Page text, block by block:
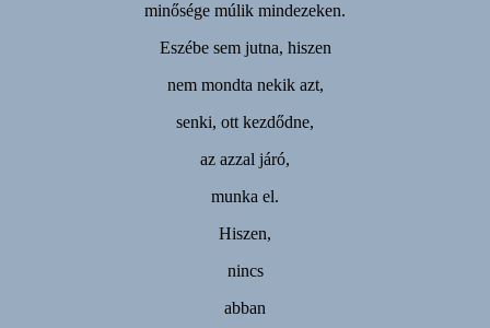
minősége múlik mindezeken.
Eszébe sem jutna, hiszen
nem mondta nekik azt,
senki, ott kezdődne,
az azzal járó,
munka el.
Hiszen,
nincs
abban